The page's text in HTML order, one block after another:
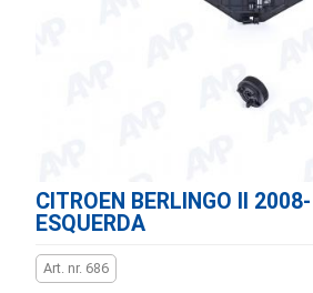
CITROEN BERLINGO II
ESQUERDA
Art. nr. 686